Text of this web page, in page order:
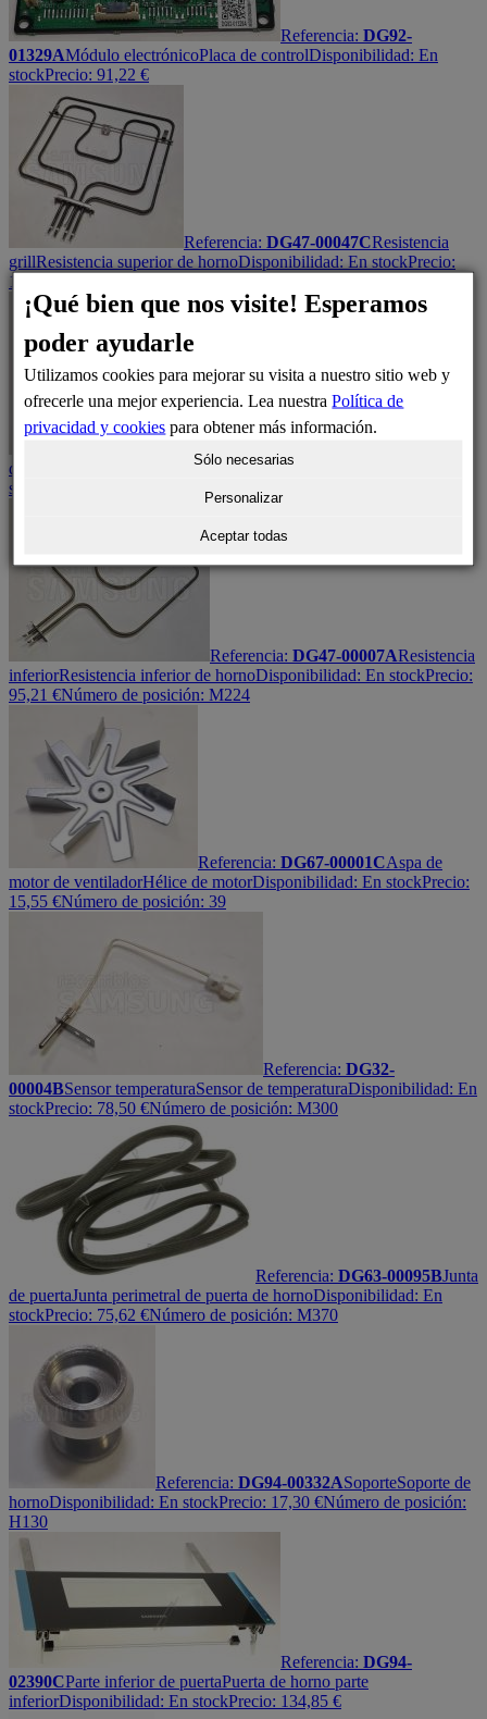
Referencia: DG92-
01329AMódulo electrónicoPlaca de controlDisponibilidad: En
stockPrecio: 91,22 €
Referencia: DG47-00047CResistencia
grillResistencia superior de hornoDisponibilidad: En stockPrecio:
102,55
de horno
Bandeja rejilla interior de hornoDisponibilidad:
stock
Número de posición: 25-2
Referencia: DG47-00007AResistencia
inferiorResistencia inferior de hornoDisponibilidad: En stockPrecio:
95,21 €Número de posición: M224
Referencia: DG67-00001CAspa de
motor de ventiladorHélice de motorDisponibilidad: En stockPrecio:
15,55 €Número de posición: 39
Referencia: DG32-
00004BSensor temperaturaSensor de temperaturaDisponibilidad: En
stockPrecio: 78,50 €Número de posición: M300
Referencia: DG63-00095BJunta
de puertaJunta perimetral de puerta de hornoDisponibilidad: En
stockPrecio: 75,62 €Número de posición: M370
Referencia: DG94-00332ASoporteSoporte de
hornoDisponibilidad: En stockPrecio: 17,30 €Número de posición:
H130
Referencia: DG94-
02390CParte inferior de puertaPuerta de horno parte
inferiorDisponibilidad: En stockPrecio: 134,85 €
¡Qué bien que nos visite! Esperamos
poder ayudarle
Utilizamos cookies para mejorar su visita a nuestro sitio web y
ofrecerle una mejor experiencia. Lea nuestraPolítica de
privacidad y cookies para obtener más información.
Sólo necesarias
Personalizar
Aceptar todas